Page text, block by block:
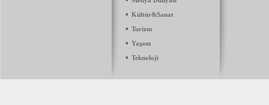
• Kültür&Sanat
• Turizm
• Yaşam
• Teknoloji